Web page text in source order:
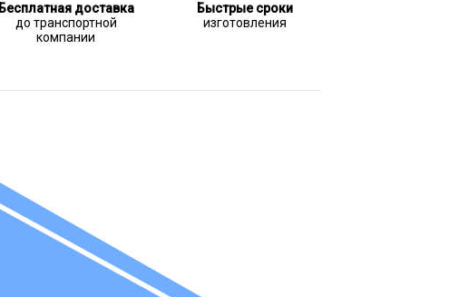
Бесплатная доставка
до транспортной
компании
Быстрые сроки
изготовления